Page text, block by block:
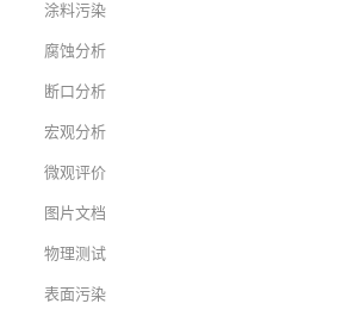
涂料污染
腐蚀分析
断口分析
宏观分析
微观评价
图片文档
物理测试
表面污染